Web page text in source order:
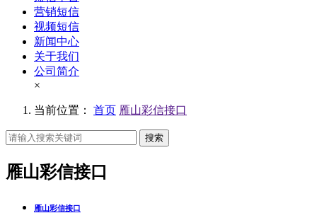
营销短信
视频短信
新闻中心
关于我们
公司简介
×
当前位置： 首页 雁山彩信接口
搜索
雁山彩信接口
雁山彩信接口